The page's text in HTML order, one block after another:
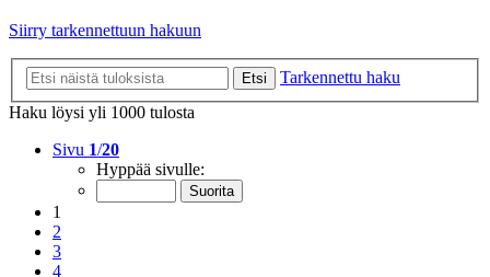
Siirry tarkennettuun hakuun
Etsi
Tarkennettu haku
Haku löysi yli 1000 tulosta
Sivu 1/20
Hyppää sivulle:
1
2
3
4